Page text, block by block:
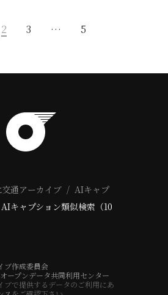
2 3 … 5
通アーカイブ
AIキャプ
AIキャプション類似検索（10
ブ作成委員会
ープンデータ共同利用センター
ブで提供するデータのご利用にあ